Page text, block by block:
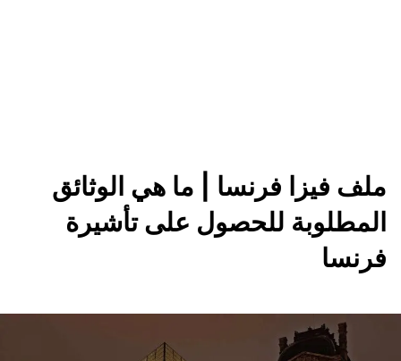
ملف فيزا فرنسا | ما هي الوثائق
المطلوبة للحصول على تأشيرة
فرنسا